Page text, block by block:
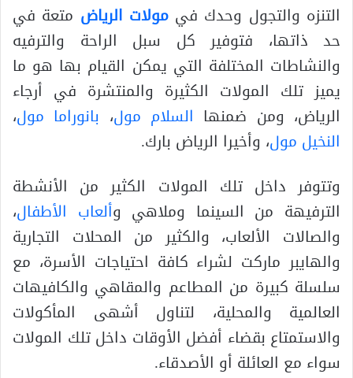
التنزه والتجول وحدك فيمولات الرياض متعة في
حد ذاتها، فتوفير كل سبل الراحة والترفيه
والنشاطات المختلفة التي يمكن القيام بها هو ما
يميز تلك المولات الكثيرة والمنتشرة في أرجاء
الرياض، ومن ضمنها السلام مول، بانوراما مول،
النخيل مول، وأخيرا الرياض بارك.
وتتوفر داخل تلك المولات الكثير من الأنشطة
الترفيهة من السينما وملاهي وألعاب الأطفال،
والصالات الألعاب، والكثير من المحلات التجارية
والهايبر ماركت لشراء كافة احتياجات الأسرة، مع
سلسلة كبيرة من المطاعم والمقاهي والكافيهات
العالمية والمحلية، لتناول أشهى المأكولات
والاستمتاع بقضاء أفضل الأوقات داخل تلك المولات
سواء مع العائلة أو الأصدقاء.